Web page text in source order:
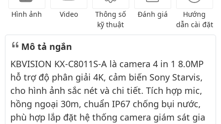
Hình ảnh Video
Thông số
kỹ thuật
Đánh giá
Hướng
dẫn cài đặt
Mô tả ngắn
KBVISION KX-C8011S-A là camera 4 in 1 8.0MP
hỗ trợ độ phân giải 4K, cảm biến Sony Starvis,
cho hình ảnh sắc nét và chi tiết. Tích hợp mic,
hồng ngoại 30m, chuẩn IP67 chống bụi nước,
phù hợp lắp đặt hệ thống camera giám sát gia